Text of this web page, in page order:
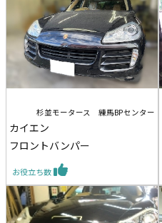
杉並モータース 練馬BPセンター
カイエン
フロントバンパー
お役立ち数